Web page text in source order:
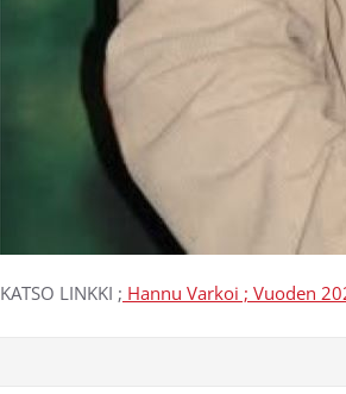
KATSO LINKKI ; Hannu Varkoi ; Vuoden